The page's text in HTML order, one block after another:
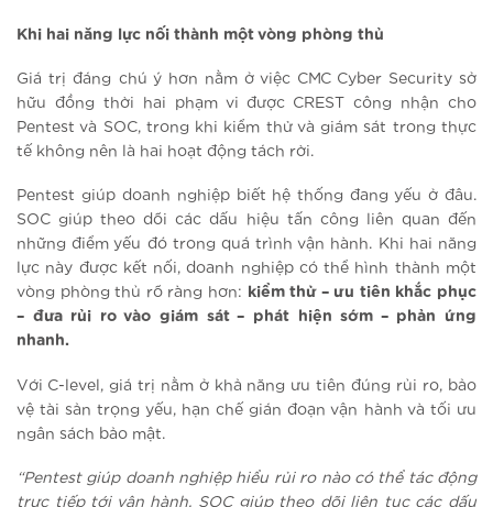
Khi hai năng lực nối thành một vòng phòng thủ
Giá trị đáng chú ý hơn nằm ở việc CMC Cyber Security sở
hữu đồng thời hai phạm vi được CREST công nhận cho
Pentest và SOC, trong khi kiểm thử và giám sát trong thực
tế không nên là hai hoạt động tách rời.
Pentest giúp doanh nghiệp biết hệ thống đang yếu ở đâu.
SOC giúp theo dõi các dấu hiệu tấn công liên quan đến
những điểm yếu đó trong quá trình vận hành. Khi hai năng
lực này được kết nối, doanh nghiệp có thể hình thành một
vòng phòng thủ rõ ràng hơn:
kiểm thử – ưu tiên khắc phục
– đưa rủi ro vào giám sát – phát hiện sớm – phản ứng
nhanh.
Với C-level, giá trị nằm ở khả năng ưu tiên đúng rủi ro, bảo
vệ tài sản trọng yếu, hạn chế gián đoạn vận hành và tối ưu
ngân sách bảo mật.
“Pentest giúp doanh nghiệp hiểu rủi ro nào có thể tác động
trực tiếp tới vận hành. SOC giúp theo dõi liên tục các dấu